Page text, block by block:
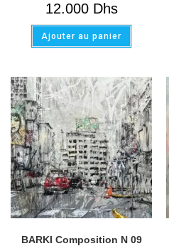
12.000Dhs
Ajouter au panier
BARKI Composition N 09